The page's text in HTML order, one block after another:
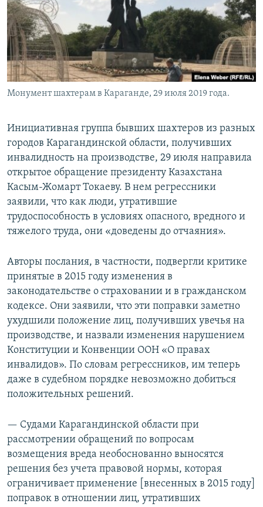
Монумент шахтерам в Караганде, 29 июля 2019 года.
Инициативная группа бывших шахтеров из разных
городов Карагандинской области, получивших
инвалидность на производстве, 29 июля направила
открытое обращение президенту Казахстана
Касым-Жомарт Токаеву. В нем регрессники
заявили, что как люди, утратившие
трудоспособность в условиях опасного, вредного и
тяжелого труда, они «доведены до отчаяния».
Авторы послания, в частности, подвергли критике
принятые в 2015 году изменения в
законодательстве о страховании и в гражданском
кодексе. Они заявили, что эти поправки заметно
ухудшили положение лиц, получивших увечья на
производстве, и назвали изменения нарушением
Конституции и Конвенции ООН «О правах
инвалидов». По словам регрессников, им теперь
даже в судебном порядке невозможно добиться
положительных решений.
— Судами Карагандинской области при
рассмотрении обращений по вопросам
возмещения вреда необоснованно выносятся
решения без учета правовой нормы, которая
ограничивает применение [внесенных в 2015 году]
поправок в отношении лиц, утративших